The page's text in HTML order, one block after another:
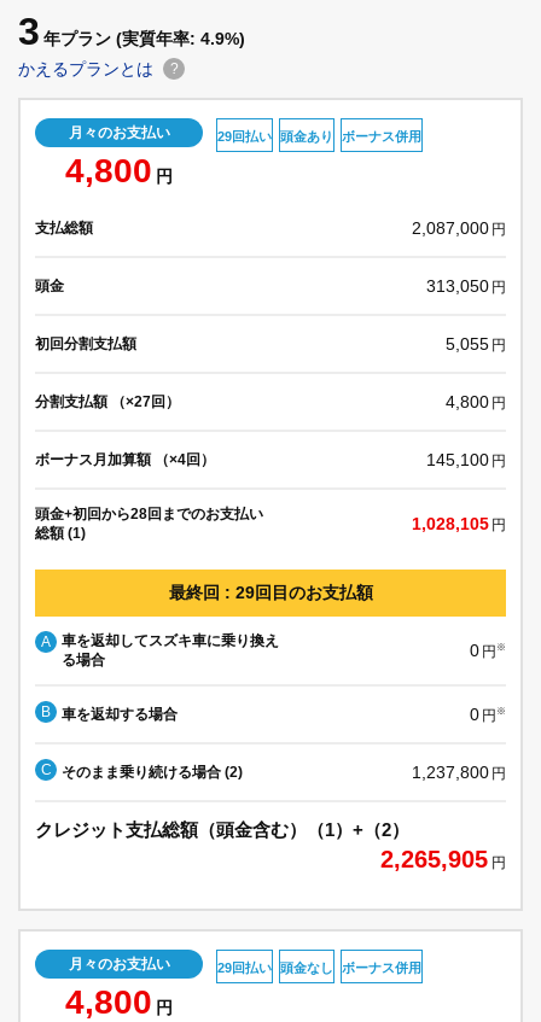
3 年プラン (実質年率: 4.9%)
かえるプランとは
?
月々のお支払い
4,800 円
29回払い 頭金あり ボーナス併用
支払総額 2,087,000 円
頭金 313,050 円
初回分割支払額 5,055 円
分割支払額 （×27回） 4,800 円
ボーナス月加算額 （×4回） 145,100 円
頭金+初回から28回までのお支払い
総額 (1)
1,028,105 円
最終回 : 29回目のお支払額
A
車を返却してスズキ車に乗り換え
る場合
0 円 ※
B 車を返却する場合 0 円 ※
C そのまま乗り続ける場合 (2) 1,237,800 円
クレジット支払総額（頭金含む）（1）+（2）
2,265,905 円
月々のお支払い
4,800 円
29回払い 頭金なし ボーナス併用